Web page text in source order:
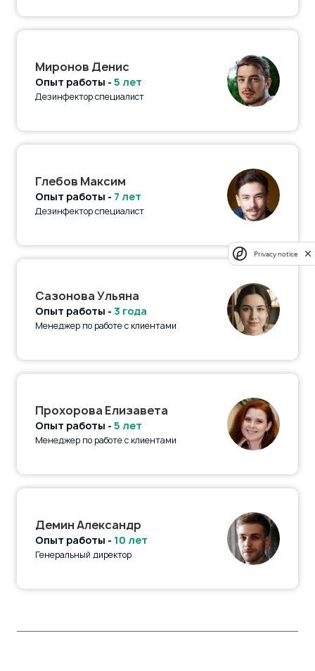
Миронов Денис
Опыт работы - 5 лет
Дезинфектор специалист
Глебов Максим
Опыт работы - 7 лет
Дезинфектор специалист
Сазонова Ульяна
Опыт работы - 3 года
Менеджер по работе с клиентами
Прохорова Елизавета
Опыт работы - 5 лет
Менеджер по работе с клиентами
Демин Александр
Опыт работы - 10 лет
Генеральный директор
Privacy notice